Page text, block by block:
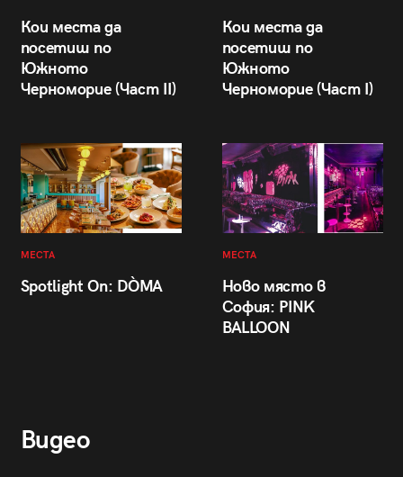
Кои места да
посетиш по
Южното
Черноморие (Част II)
Кои места да
посетиш по
Южното
Черноморие (Част I)
МЕСТА
Spotlight On: DÒMA
МЕСТА
Ново място в
София: PINK
BALLOON
Видео